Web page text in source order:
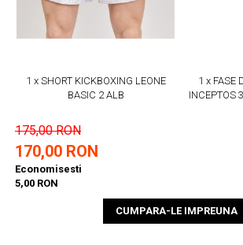
1 x SHORT KICKBOXING LEONE
BASIC 2 ALB
1 x FASE
INCEPTOS
175,00 RON
170,00 RON
Economisesti
5,00 RON
CUMPARA-LE IMPREUNA